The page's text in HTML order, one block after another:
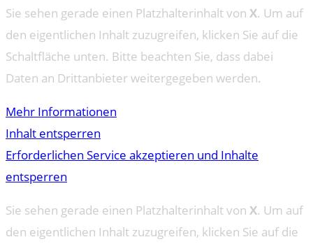
Sie sehen gerade einen Platzhalterinhalt von X. Um auf
den eigentlichen Inhalt zuzugreifen, klicken Sie auf die
Schaltfläche unten. Bitte beachten Sie, dass dabei
Daten an Drittanbieter weitergegeben werden.
Mehr Informationen
Inhalt entsperren
Erforderlichen Service akzeptieren und Inhalte
entsperren
Sie sehen gerade einen Platzhalterinhalt von X. Um auf
den eigentlichen Inhalt zuzugreifen, klicken Sie auf die